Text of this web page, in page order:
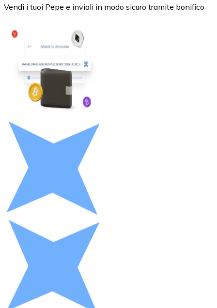
Litecoin
LTC
Buoni cripto
Vendi i tuoi Pepe e inviali in modo sicuro tramite bonifico